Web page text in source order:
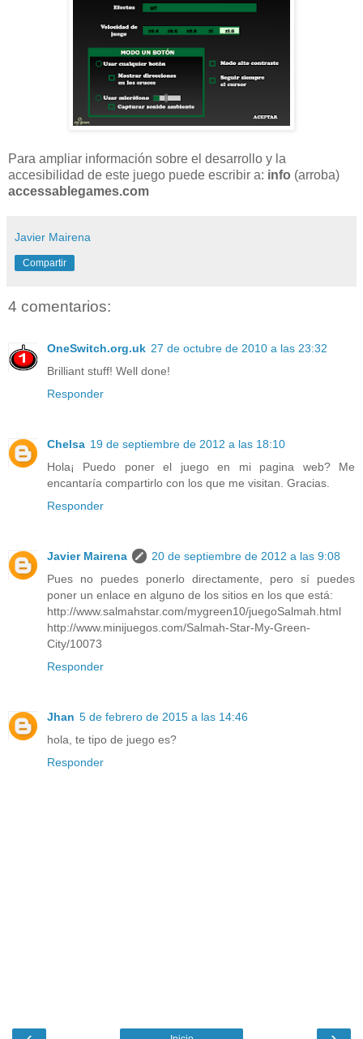
Para ampliar información sobre el desarrollo y la
accesibilidad de este juego puede escribir a: info (arroba)
accessablegames.com
Javier Mairena
Compartir
4 comentarios:
OneSwitch.org.uk 27 de octubre de 2010 a las 23:32
Brilliant stuff! Well done!
Responder
Chelsa 19 de septiembre de 2012 a las 18:10
Hola¡ Puedo poner el juego en mi pagina web? Me
encantaría compartirlo con los que me visitan. Gracias.
Responder
Javier Mairena
20 de septiembre de 2012 a las 9:08
Pues no puedes ponerlo directamente, pero sí puedes
poner un enlace en alguno de los sitios en los que está:
http://www.salmahstar.com/mygreen10/juegoSalmah.html
http://www.minijuegos.com/Salmah-Star-My-Green-
City/10073
Responder
Jhan 5 de febrero de 2015 a las 14:46
hola, te tipo de juego es?
Responder